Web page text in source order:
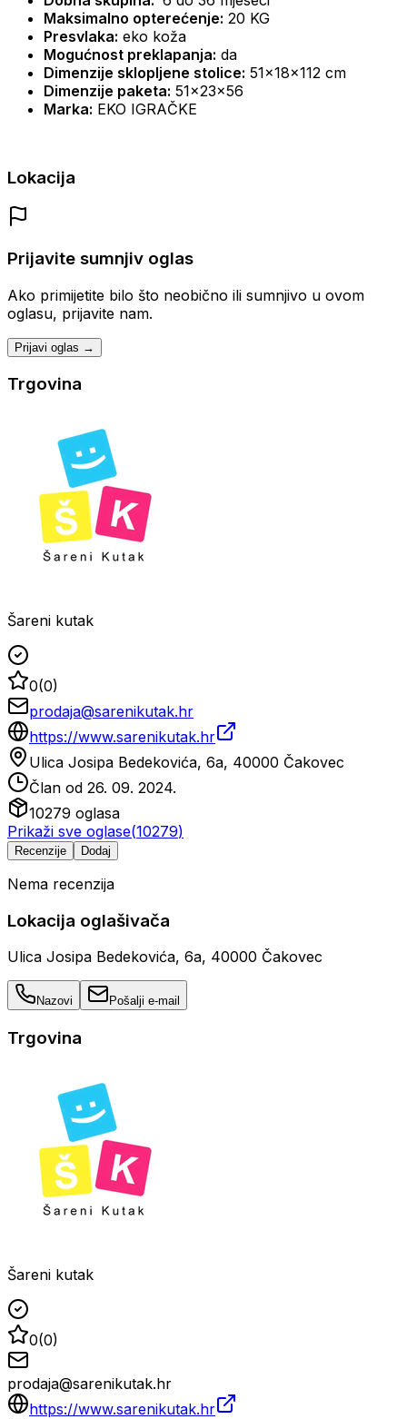
Maksimalno opterećenje: 20 KG
Presvlaka: eko koža
Mogućnost preklapanja: da
Dimenzije sklopljene stolice: 51x18x112 cm
Dimenzije paketa: 51x23x56
Marka: EKO IGRAČKE
Lokacija
Prijavite sumnjiv oglas
Ako primijetite bilo što neobično ili sumnjivo u ovom
oglasu, prijavite nam.
Prijavi oglas →
Trgovina
Šareni kutak
0(0)
prodaja@sarenikutak.hr
https://www.sarenikutak.hr
Ulica Josipa Bedekovića, 6a, 40000 Čakovec
Član od 26. 09. 2024.
10279 oglasa
Prikaži sve oglase(10279)
Recenzije Dodaj
Nema recenzija
Lokacija oglašivača
Ulica Josipa Bedekovića, 6a, 40000 Čakovec
Nazovi Pošalji e-mail
Trgovina
Šareni kutak
0(0)
prodaja@sarenikutak.hr
https://www.sarenikutak.hr